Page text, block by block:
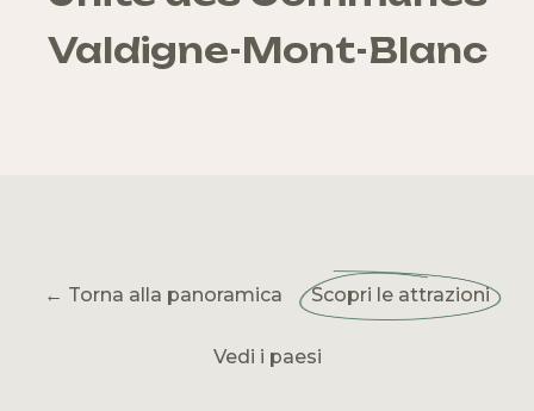
Valdigne-Mont-Blanc
← Torna alla panoramica Scopri le attrazioni
Vedi i paesi